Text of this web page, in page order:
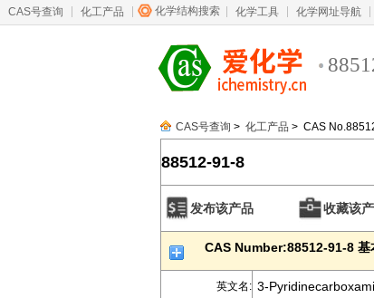
CAS号查询 化工产品 化学结构搜索 化学工具 化学网址导航
CAS号查询 > 化工产品 > CAS
88512-91-8
发布该产品 收藏该
CAS Number:88512-91-8 基
英文名: 3-